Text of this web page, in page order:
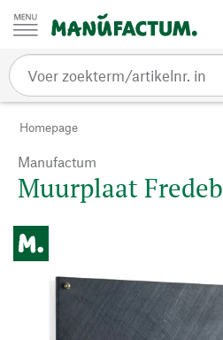
Passer au contenu
Homepage
Manufactum
Muurplaat